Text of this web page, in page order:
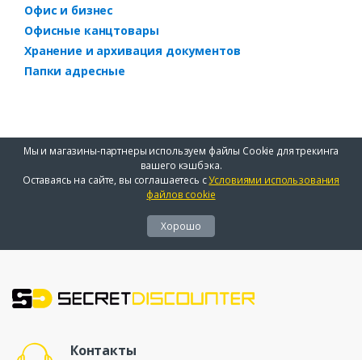
Офис и бизнес
Офисные канцтовары
Хранение и архивация документов
Папки адресные
Мы и магазины-партнеры используем файлы Cookie для трекинга
вашего кэшбэка.
Оставаясь на сайте, вы соглашаетесь сУсловиями использования
файлов cookie
Хорошо
Контакты